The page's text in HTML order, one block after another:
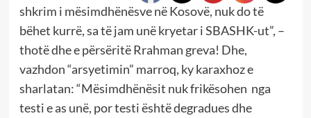
shkrim i mësimdhënësve në Kosovë, nuk do të
bëhet kurrë, sa të jam unë kryetar i SBASHK-ut”, –
thotë dhe e përsëritë Rrahman greva! Dhe,
vazhdon “arsyetimin” marroq, ky karaxhoz e
sharlatan: “Mësimdhënësit nuk frikësohen nga
testi e as unë, por testi është degradues dhe